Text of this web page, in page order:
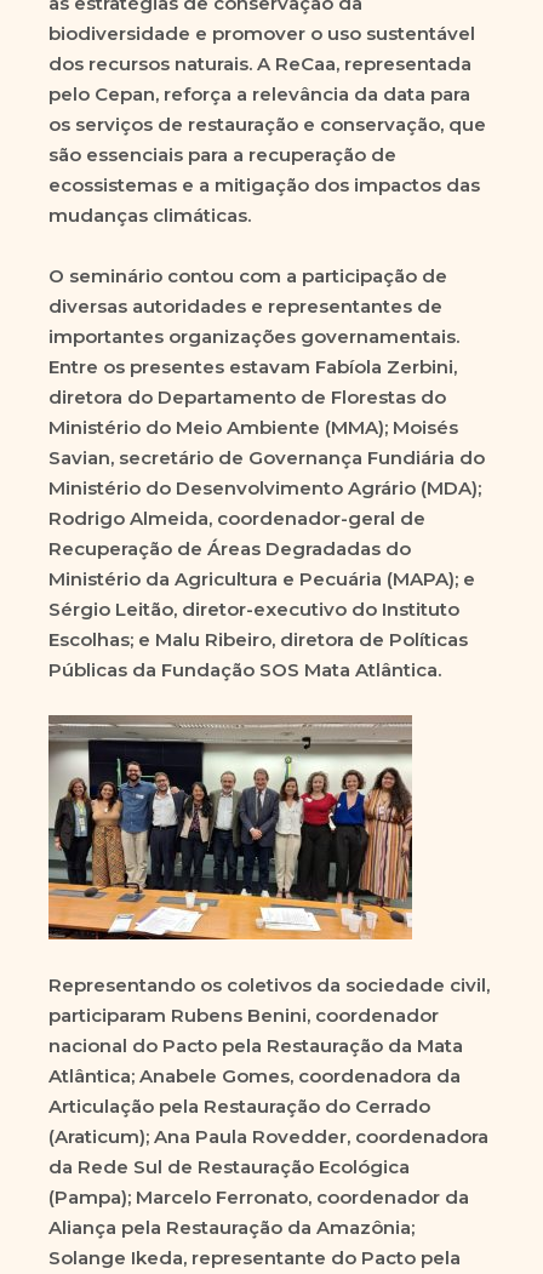
biodiversidade e promover o uso sustentável
dos recursos naturais. A ReCaa, representada
pelo Cepan, reforça a relevância da data para
os serviços de restauração e conservação, que
são essenciais para a recuperação de
ecossistemas e a mitigação dos impactos das
mudanças climáticas.
O seminário contou com a participação de
diversas autoridades e representantes de
importantes organizações governamentais.
Entre os presentes estavam Fabíola Zerbini,
diretora do Departamento de Florestas do
Ministério do Meio Ambiente (MMA); Moisés
Savian, secretário de Governança Fundiária do
Ministério do Desenvolvimento Agrário (MDA);
Rodrigo Almeida, coordenador-geral de
Recuperação de Áreas Degradadas do
Ministério da Agricultura e Pecuária (MAPA); e
Sérgio Leitão, diretor-executivo do Instituto
Escolhas; e Malu Ribeiro, diretora de Políticas
Públicas da Fundação SOS Mata Atlântica.
Representando os coletivos da sociedade civil,
participaram Rubens Benini, coordenador
nacional do Pacto pela Restauração da Mata
Atlântica; Anabele Gomes, coordenadora da
Articulação pela Restauração do Cerrado
(Araticum); Ana Paula Rovedder, coordenadora
da Rede Sul de Restauração Ecológica
(Pampa); Marcelo Ferronato, coordenador da
Aliança pela Restauração da Amazônia;
Solange Ikeda, representante do Pacto pela